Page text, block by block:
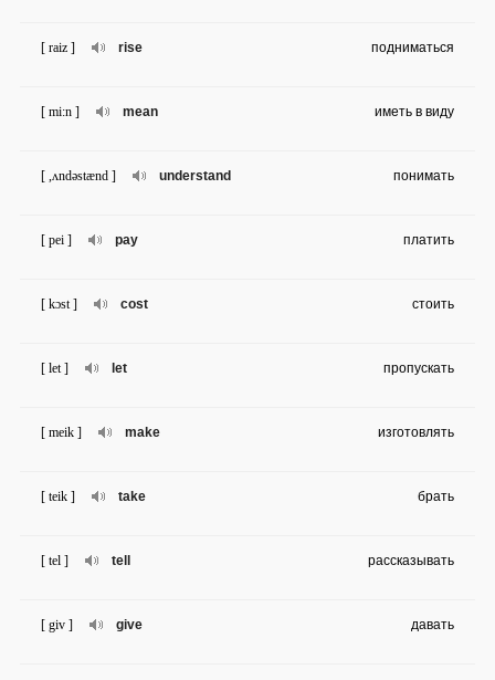
rise
[ raiz ] подниматься
mean
[ mi:n ] иметь в виду
understand
[ ,ʌndəstænd ] понимать
pay
[ pei ] платить
cost
[ kɔst ] стоить
let
[ let ] пропускать
make
[ meik ] изготовлять
take
[ teik ] брать
tell
[ tel ] рассказывать
give
[ giv ] давать